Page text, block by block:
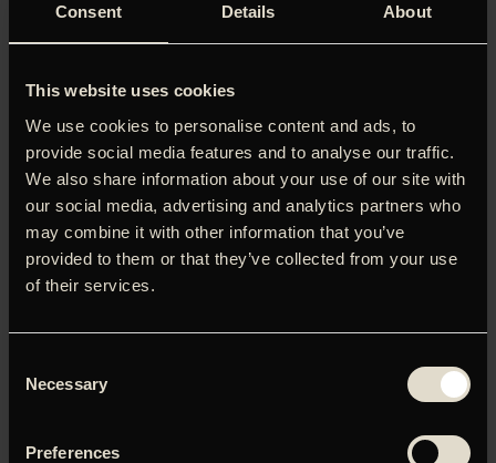
Consent Details About
This website uses cookies
We use cookies to personalise content and ads, to
provide social media features and to analyse our traffic.
We also share information about your use of our site with
our social media, advertising and analytics partners who
may combine it with other information that you’ve
provided to them or that they’ve collected from your use
of their services.
Selection
Necessary
Preferences
bedste film med ‘The Traitor’, der var Italiens Oscar-
kandidat. Filmen bygger på den sande historie om
mafiabossen Tomasso Buscetta, der tilbage i 1980’erne
besluttede at samarbejde med dommeren Giovanni
Falcone – og endte med at sende det meste af den
sicilianske Cosa Nostra bag tremmer. Da filmen starter,
lever Buscetta det søde liv i Brasilien – i tryg afstand fra de
Palermo. Da hans fjender dræber hans børn, beslutter han
bliver som beskyttet vidne på myndighedernes side. For
forrådt sig eget moralkodeks…